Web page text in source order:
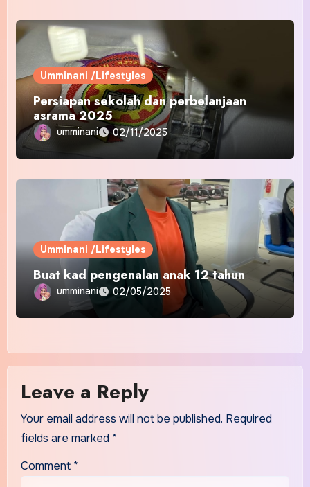
Umminani /Lifestyles
Persiapan sekolah dan perbelanjaan
asrama 2025
umminani 02/11/2025
Umminani /Lifestyles
Buat kad pengenalan anak 12 tahun
umminani 02/05/2025
Leave a Reply
Your email address will not be published. Required
fields are marked *
Comment *